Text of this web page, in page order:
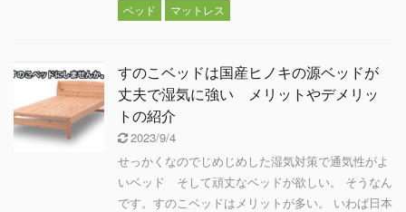
ベッド マットレス
すのこベッドは国産ヒノキの源ベッドが
丈夫で湿気に強い メリットやデメリッ
トの紹介
2023/9/4
せっかくなのでじめじめした湿気対策で通気性がよ
いベッド そして頑丈なベッドが欲しい。 そうなん
です。すのこベッドはメリットが多い。 いわば日本